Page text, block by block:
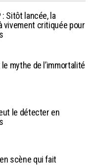
: Sitôt lancée, la
vivement critiquée pour
mythe de l’immortalité
le détecter en
scène qui fait